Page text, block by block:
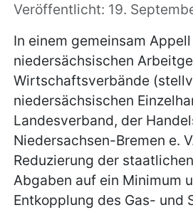
Veröffentlicht: 19.
In einem gemeinsam
niedersächsischen
Wirtschaftsverbände
niedersächsischen
Landesverband, der
Niedersachsen-Bremen e.
Reduzierung der
Abgaben auf ein Minimum
Entkopplung des Gas- und